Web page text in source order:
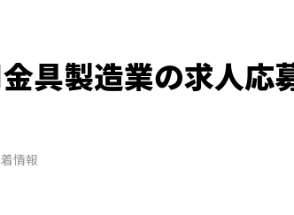
具製造業の求人応
情報